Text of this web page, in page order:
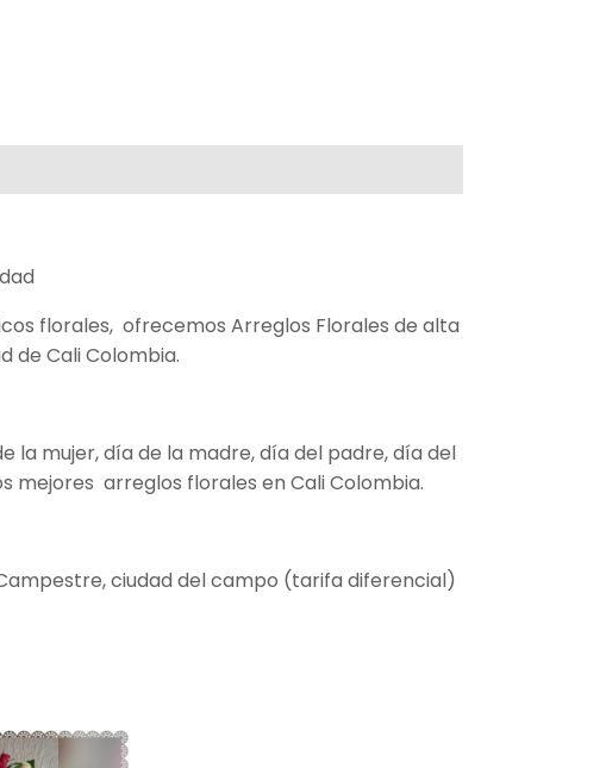
florales, ofrecemos Arreglos Florales de alta
de Cali Colombia.
la mujer, día de la madre, día del padre, día del
mejores arreglos florales en Cali Colombia.
ciudad del campo (tarifa diferencial)